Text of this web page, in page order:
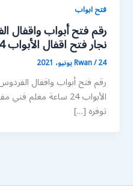
فتح ابواب
نجار فتح اقفال الأبواب 24 ساعة
Rwan/24 يونيو، 2021
رقم فتح أبواب واقفال
الأبواب 24 ساعة
توفره […]